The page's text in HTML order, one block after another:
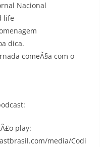
Nacional
life
dica.
comeÃ§a com o
play:
media/Codi